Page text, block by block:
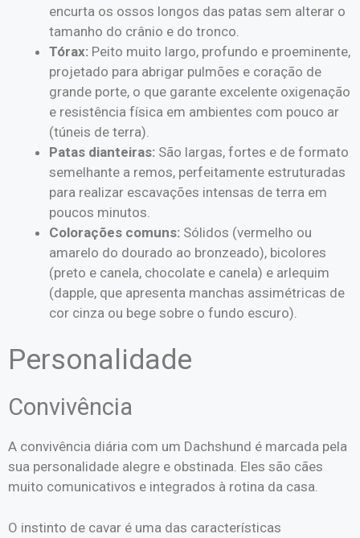
encurta os ossos longos das patas sem alterar o
tamanho do crânio e do tronco.
Tórax: Peito muito largo, profundo e proeminente,
projetado para abrigar pulmões e coração de
grande porte, o que garante excelente oxigenação
e resistência física em ambientes com pouco ar
(túneis de terra).
Patas dianteiras: São largas, fortes e de formato
semelhante a remos, perfeitamente estruturadas
para realizar escavações intensas de terra em
poucos minutos.
Colorações comuns: Sólidos (vermelho ou
amarelo do dourado ao bronzeado), bicolores
(preto e canela, chocolate e canela) e arlequim
(dapple, que apresenta manchas assimétricas de
cor cinza ou bege sobre o fundo escuro).
Personalidade
Convivência
A convivência diária com um Dachshund é marcada pela
sua personalidade alegre e obstinada. Eles são cães
muito comunicativos e integrados à rotina da casa.
O instinto de cavar é uma das características